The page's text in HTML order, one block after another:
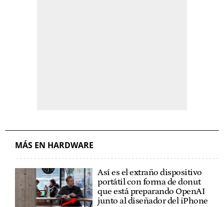
MÁS EN HARDWARE
Así es el extraño dispositivo
portátil con forma de donut
que está preparando OpenAI
junto al diseñador del iPhone